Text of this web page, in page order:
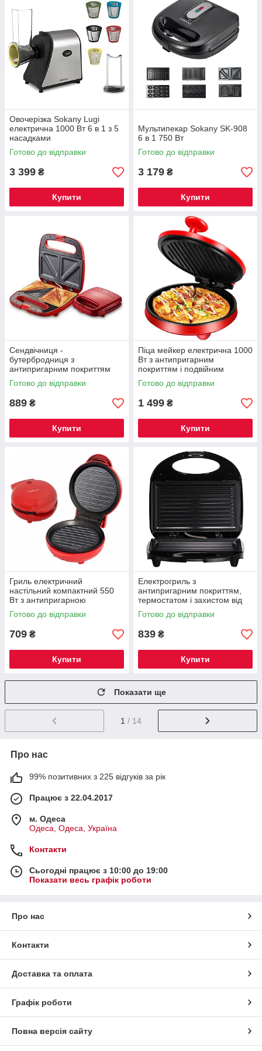
Овочерізка Sokany Lugi
електрична 1000 Вт 6 в 1 з 5
насадками
багатофункціональна SK-
1178
Готово до відправки
3 399 ₴
Купити
Мультипекар Sokany SK-908
6 в 1 750 Вт
Готово до відправки
3 179 ₴
Купити
Сендвічниця -
бутербродниця з
антипригарним покриттям
Sokany SK-08051
Готово до відправки
889 ₴
Купити
Піца мейкер електрична 1000
Вт з антипригарним
покриттям і подвійним
нагріванням Sokany SK-
08013
Готово до відправки
1 499 ₴
Купити
Гриль електричний
настільний компактний 550
Вт з антипригарною
поверхнею Sokany SK-BBQ-
853
Готово до відправки
709 ₴
Купити
Електрогриль з
антипригарним покриттям,
термостатом і захистом від
перегріву 750 Вт Sokany SK-
116
Готово до відправки
839 ₴
Купити
Показати ще
1 / 14
Про нас
99% позитивних з 225 відгуків за рік
Працює з 22.04.2017
м. Одеса
Одеса, Одеса, Україна
Контакти
Сьогодні працює з 10:00 до 19:00
Показати весь графік роботи
Про нас
Контакти
Доставка та оплата
Графік роботи
Повна версія сайту